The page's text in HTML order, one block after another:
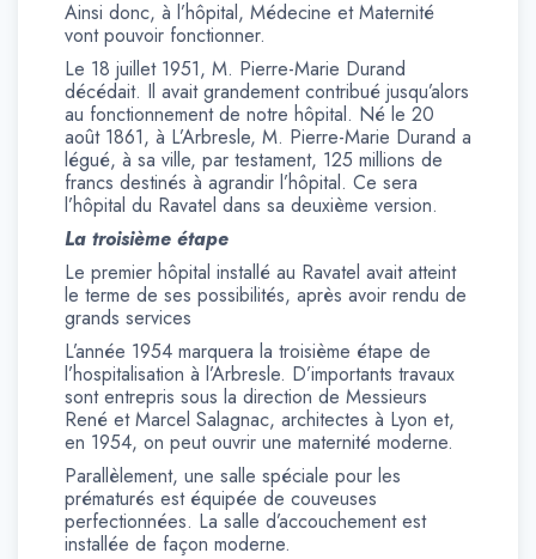
Ainsi donc, à l’hôpital, Médecine et Maternité
vont pouvoir fonctionner.
Le 18 juillet 1951, M. Pierre-Marie Durand
décédait. Il avait grandement contribué jusqu’alors
au fonctionnement de notre hôpital. Né le 20
août 1861, à L’Arbresle, M. Pierre-Marie Durand a
légué, à sa ville, par testament, 125 millions de
francs destinés à agrandir l’hôpital. Ce sera
l’hôpital du Ravatel dans sa deuxième version.
La troisième étape
Le premier hôpital installé au Ravatel avait atteint
le terme de ses possibilités, après avoir rendu de
grands services
L’année 1954 marquera la troisième étape de
l’hospitalisation à l’Arbresle. D’importants travaux
sont entrepris sous la direction de Messieurs
René et Marcel Salagnac, architectes à Lyon et,
en 1954, on peut ouvrir une maternité moderne.
Parallèlement, une salle spéciale pour les
prématurés est équipée de couveuses
perfectionnées. La salle d’accouchement est
installée de façon moderne.